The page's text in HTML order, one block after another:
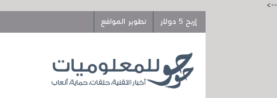
-->
إربح 5 دولار
تطوير المواقع